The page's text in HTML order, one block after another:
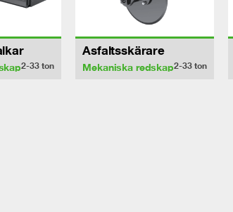
2-33ton
Asfaltsskärare
Mekaniska redskap2-33ton